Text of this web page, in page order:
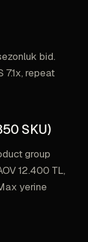
bid.
7.1x, repeat
SKU)
group
12.400 TL,
yerine